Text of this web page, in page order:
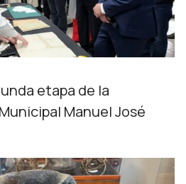
etapa de la
Manuel José